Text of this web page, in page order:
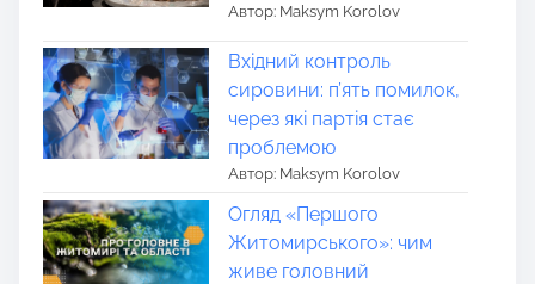
Автор: Maksym Korolov
Вхідний контроль
сировини: п’ять помилок,
через які партія стає
проблемою
Автор: Maksym Korolov
Огляд «Першого
Житомирського»: чим
живе головний